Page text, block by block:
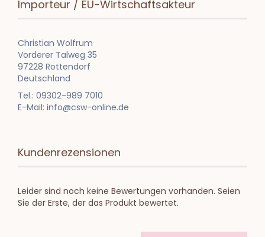
Importeur / EU-Wirtschaftsakteur
Christian Wolfrum
Vorderer Talweg 35
97228 Rottendorf
Deutschland
Tel.: 09302-989 7010
E-Mail: info@csw-online.de
Kundenrezensionen
Leider sind noch keine Bewertungen vorhanden. Seien
Sie der Erste, der das Produkt bewertet.